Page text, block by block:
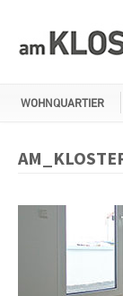
WOHNQUARTIER